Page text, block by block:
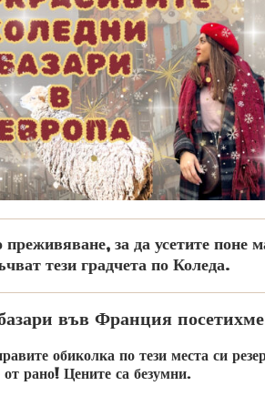
за да усетите поне
тези градчета по Коледа.
във Франция
обиколка по тези места си
от рано! Цените са безумни.